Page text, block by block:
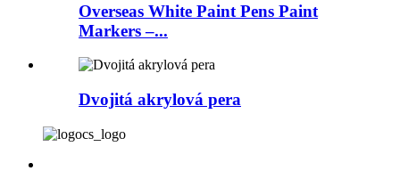
Overseas White Paint Pens Paint
Markers –...
Dvojitá akrylová pera